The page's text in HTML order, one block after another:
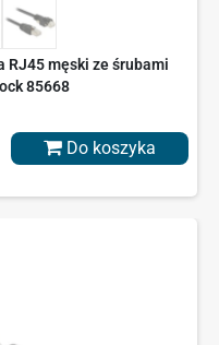
RJ45 męski ze śrubami
85668
Do koszyka